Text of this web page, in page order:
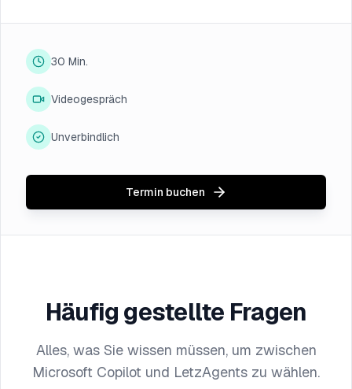
30 Min.
Videogespräch
Unverbindlich
Termin buchen
Häufig gestellte Fragen
Alles, was Sie wissen müssen, um zwischen
Microsoft Copilot und LetzAgents zu wählen.